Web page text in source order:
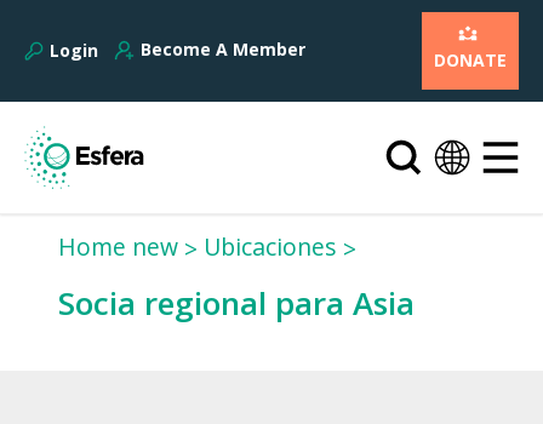
Login Become A Member DONATE
Home new Ubicaciones
Socia regional para Asia